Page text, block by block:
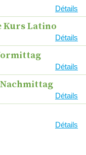
Détails
Kurs Latino
Détails
Détails
Détails
Détails